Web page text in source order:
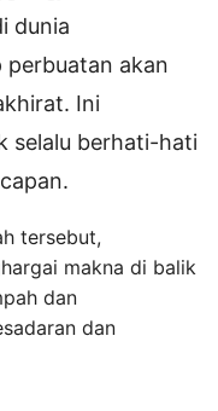
dunia
akan
Ini
selalu berhati-hati
tersebut,
makna di balik
dan
dan